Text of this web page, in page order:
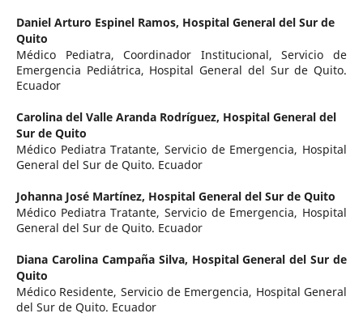
Daniel Arturo Espinel Ramos, Hospital General del Sur de
Quito
Médico Pediatra, Coordinador Institucional, Servicio de
Emergencia Pediátrica, Hospital General del Sur de Quito.
Ecuador
Carolina del Valle Aranda Rodríguez, Hospital General del
Sur de Quito
Médico Pediatra Tratante, Servicio de Emergencia, Hospital
General del Sur de Quito. Ecuador
Johanna José Martínez, Hospital General del Sur de Quito
Médico Pediatra Tratante, Servicio de Emergencia, Hospital
General del Sur de Quito. Ecuador
Diana Carolina Campaña Silva, Hospital General del Sur de
Quito
Médico Residente, Servicio de Emergencia, Hospital General
del Sur de Quito. Ecuador